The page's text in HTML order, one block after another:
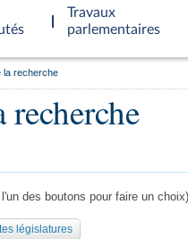
Travaux
parlementaires
la recherche
recherche
des boutons pour faire un choix)
législatures